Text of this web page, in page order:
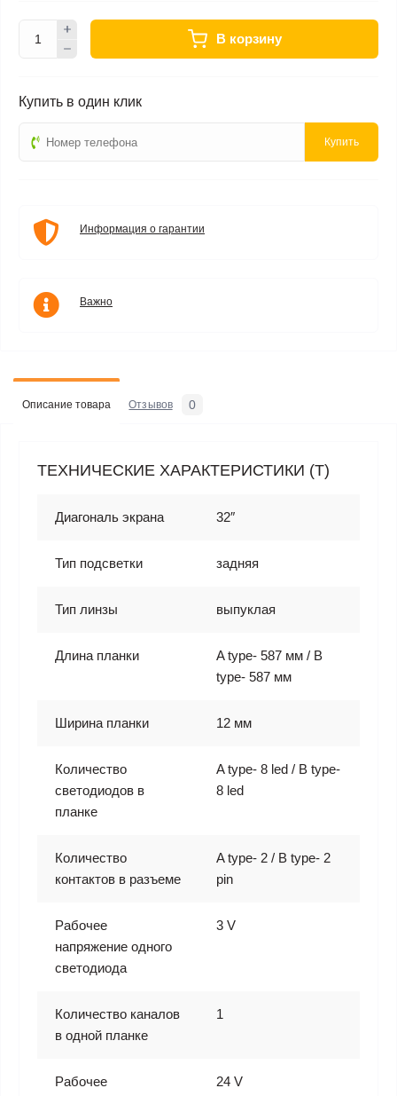
В корзину
Купить в один клик
Купить
Информация о гарантии
Важно
Описание товара Отзывов 0
ТЕХНИЧЕСКИЕ ХАРАКТЕРИСТИКИ (T)
Диагональ экрана 32″
Тип подсветки задняя
Тип линзы выпуклая
Длина планки
A type- 587 мм / B
type- 587 мм
Ширина планки 12 мм
Количество
светодиодов в
планке
A type- 8 led / B type-
8 led
Количество
контактов в разъеме
A type- 2 / B type- 2
pin
Рабочее
напряжение одного
светодиода
3 V
Количество каналов
в одной планке
1
Рабочее
24 V